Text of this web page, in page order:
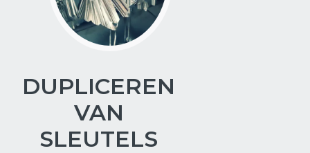
DUPLICEREN
VAN
SLEUTELS